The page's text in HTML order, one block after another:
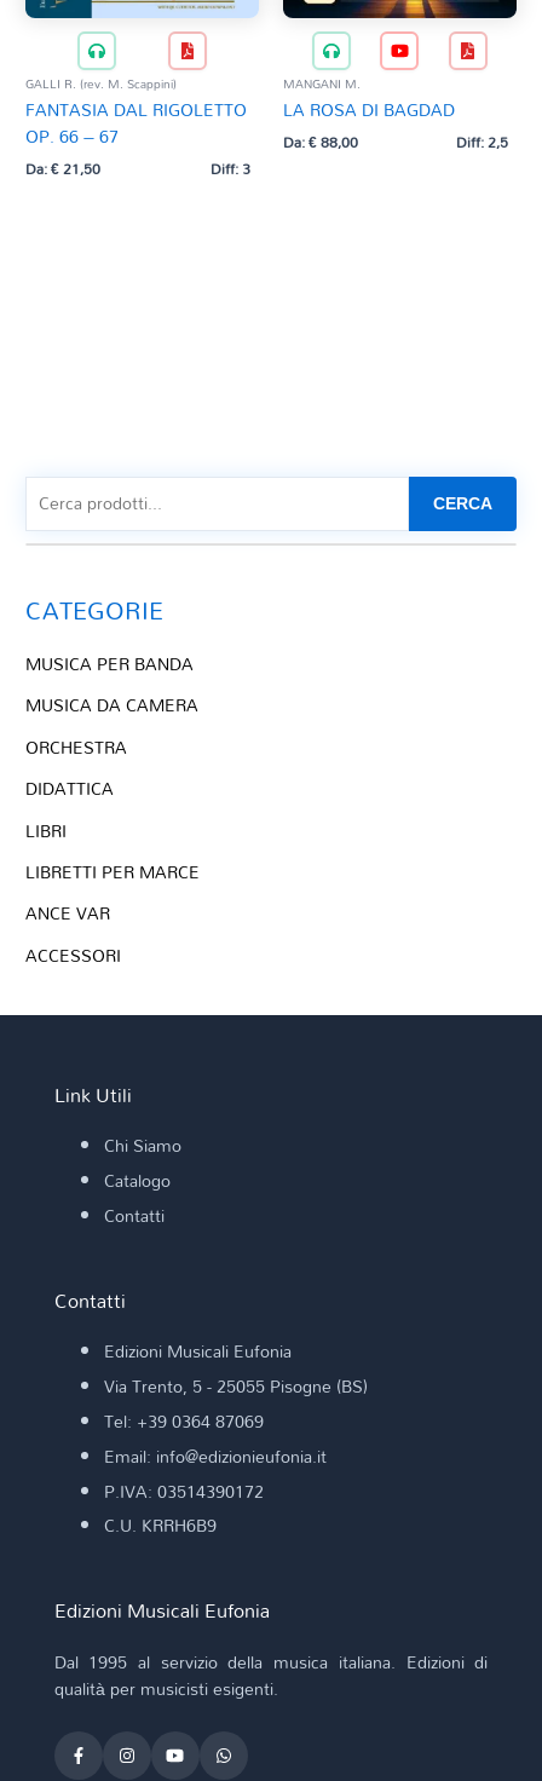
GALLI R. (rev. M. Scappini)
FANTASIA DAL RIGOLETTO
OP. 66 – 67
Da:€21,50 Diff: 3
MANGANI M.
LA ROSA DI BAGDAD
Da:€88,00 Diff: 2,5
CERCA
CATEGORIE
MUSICA PER BANDA
MUSICA DA CAMERA
ORCHESTRA
DIDATTICA
LIBRI
LIBRETTI PER MARCE
ANCE VAR
ACCESSORI
Link Utili
Chi Siamo
Catalogo
Contatti
Contatti
Edizioni Musicali Eufonia
Via Trento, 5 - 25055 Pisogne (BS)
Tel: +39 0364 87069
Email: info@edizionieufonia.it
P.IVA: 03514390172
C.U. KRRH6B9
Edizioni Musicali Eufonia
Dal 1995 al servizio della musica italiana. Edizioni di
qualità per musicisti esigenti.